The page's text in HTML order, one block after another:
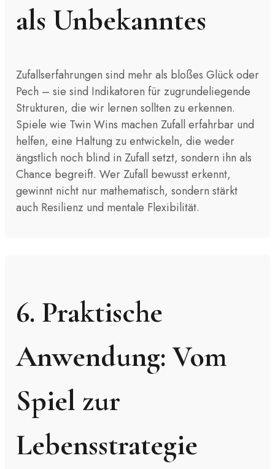
als Unbekanntes
Zufallserfahrungen sind mehr als bloßes Glück oder
Pech – sie sind Indikatoren für zugrundeliegende
Strukturen, die wir lernen sollten zu erkennen.
Spiele wie Twin Wins machen Zufall erfahrbar und
helfen, eine Haltung zu entwickeln, die weder
ängstlich noch blind in Zufall setzt, sondern ihn als
Chance begreift. Wer Zufall bewusst erkennt,
gewinnt nicht nur mathematisch, sondern stärkt
auch Resilienz und mentale Flexibilität.
6. Praktische
Anwendung: Vom
Spiel zur
Lebensstrategie